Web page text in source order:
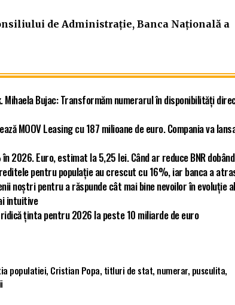
de Administraţie, Banca Naţională a
Mihaela Bujac: Transformăm numerarul în disponibilități
MOOV Leasing cu 187 milioane de euro. Compania va
2026. Euro, estimat la 5,25 lei. Când ar reduce BNR
pentru populație au crescut cu 16%, iar banca a
noștri pentru a răspunde cât mai bine nevoilor în evoluție
intuitive
ținta pentru 2026 la peste 10 miliarde de euro
populatiei, Cristian Popa, titluri de stat, numerar, pusculita,